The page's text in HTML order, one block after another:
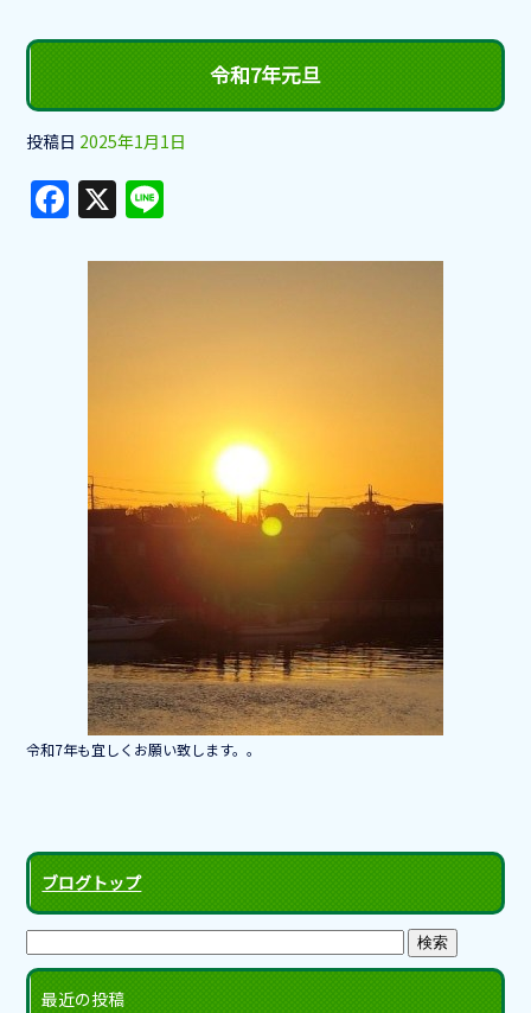
令和7年元旦
投稿日 2025年1月1日
F
a
c
k
X
e
令和7年も宜しくお願い致します。。
ブログトップ
最近の投稿